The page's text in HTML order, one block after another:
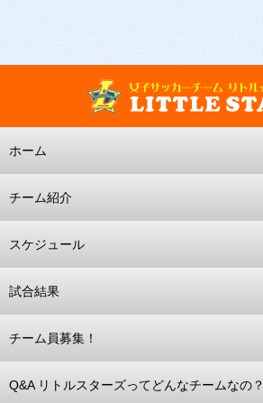
ホーム
チーム紹介
スケジュール
試合結果
チーム員募集！
Q&A リトルスターズってどんなチームなの？